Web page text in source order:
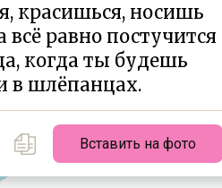
красишься, носишь
равно постучится
когда ты будешь
в шлёпанцах.
Вставить на фото